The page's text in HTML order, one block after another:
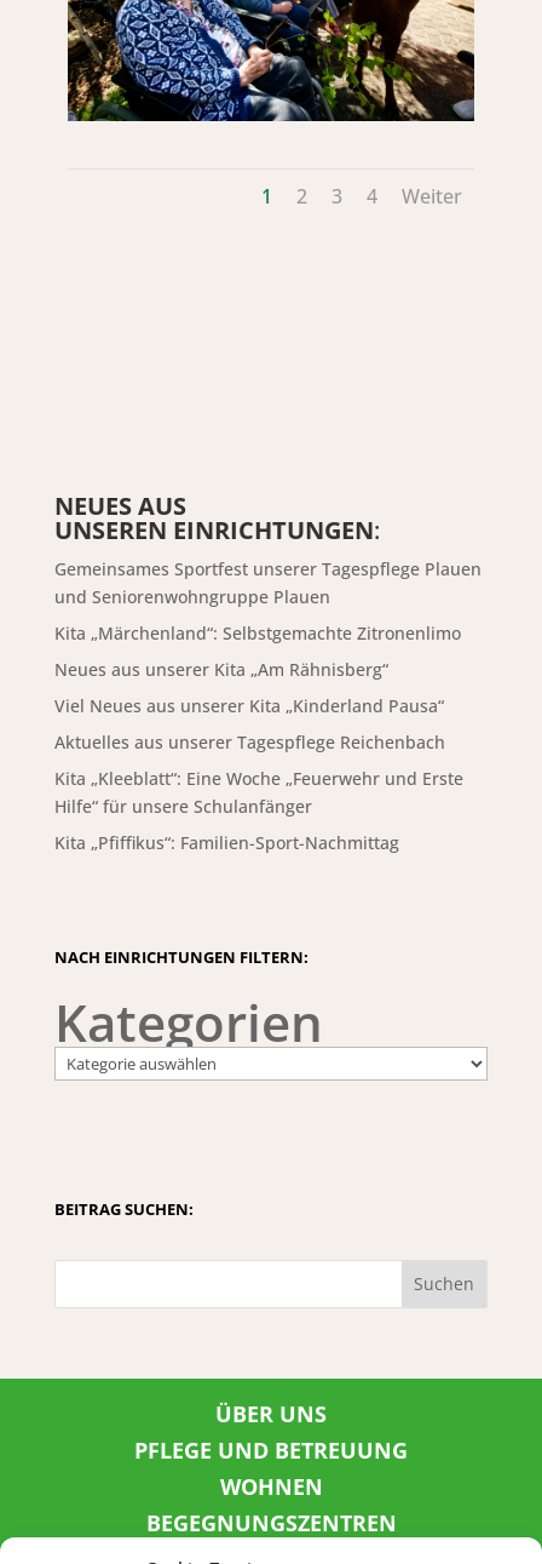
1 2 3 4 Weiter
NEUES AUS
UNSEREN EINRICHTUNGEN:
Gemeinsames Sportfest unserer Tagespflege Plauen
und Seniorenwohngruppe Plauen
Kita „Märchenland“: Selbstgemachte Zitronenlimo
Neues aus unserer Kita „Am Rähnisberg“
Viel Neues aus unserer Kita „Kinderland Pausa“
Aktuelles aus unserer Tagespflege Reichenbach
Kita „Kleeblatt“: Eine Woche „Feuerwehr und Erste
Hilfe“ für unsere Schulanfänger
Kita „Pfiffikus“: Familien-Sport-Nachmittag
NACH EINRICHTUNGEN FILTERN:
Kategorien
BEITRAG SUCHEN:
Suchen
ÜBER UNS
PFLEGE UND BETREUUNG
WOHNEN
BEGEGNUNGSZENTREN